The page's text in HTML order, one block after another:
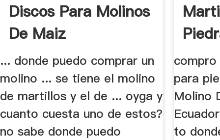
Discos Para Molinos
De Maiz
... donde puedo comprar un
molino ... se tiene el molino
de martillos y el de ... oyga y
cuanto cuesta uno de estos?
no sabe donde puedo
para
Molino
to